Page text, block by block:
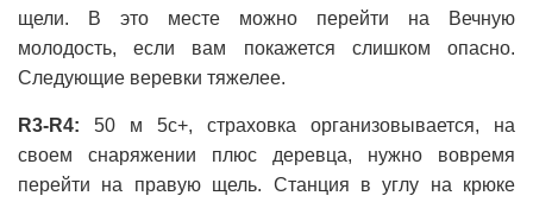
щели. В это месте можно перейти на Вечную
молодость, если вам покажется слишком опасно.
Следующие веревки тяжелее.
R3-R4: 50 м 5с+, страховка организовывается, на
своем снаряжении плюс деревца, нужно вовремя
перейти на правую щель. Станция в углу на крюке